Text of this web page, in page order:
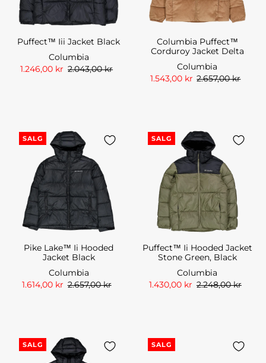
Puffect™ Iii Jacket Black
Columbia
1.246,00 kr 2.043,00 kr
Columbia Puffect™
Corduroy Jacket Delta
Columbia
1.543,00 kr 2.657,00 kr
SALG
Pike Lake™ Ii Hooded
Jacket Black
Columbia
1.614,00 kr 2.657,00 kr
SALG
Puffect™ Ii Hooded Jacket
Stone Green, Black
Columbia
1.430,00 kr 2.248,00 kr
SALG SALG